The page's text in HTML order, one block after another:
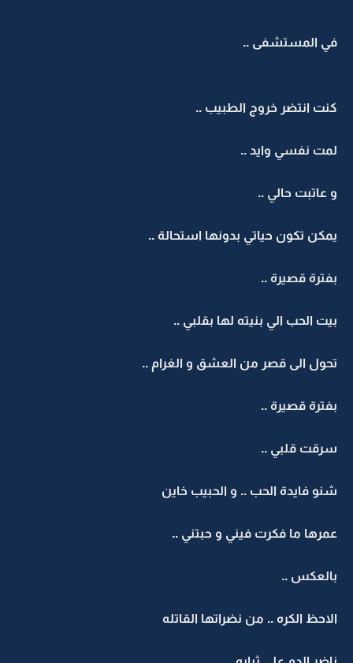
في المستشفى ..
كنت انتضر خروج الطبيب ..
لمت نفسي وايد ..
و عاتبت حالي ..
يمكن تكون حياتي بدونها استحالة ..
بفترة قصيرة ..
بيت الحب الي بنيته لها بقلبي ..
تحول الى قصر من العشق و الغرام ..
بفترة قصيرة ..
سرقت قلبي ..
شنو فايدة الحب .. و الحبيب خاين
عمرها ما فكرت فيني و حبتني ..
بالعكس ..
الاحظ الكره .. من نضراتها القاتله